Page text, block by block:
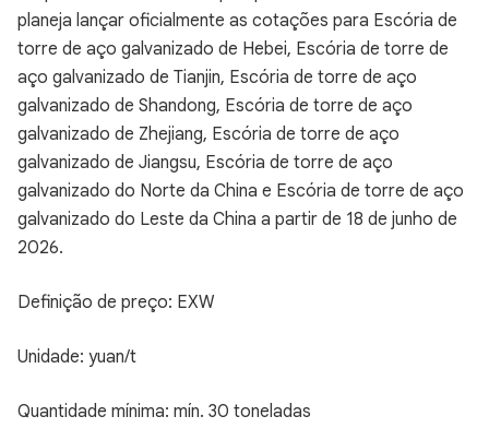
planeja lançar oficialmente as cotações para Escória de
torre de aço galvanizado de Hebei, Escória de torre de
aço galvanizado de Tianjin, Escória de torre de aço
galvanizado de Shandong, Escória de torre de aço
galvanizado de Zhejiang, Escória de torre de aço
galvanizado de Jiangsu, Escória de torre de aço
galvanizado do Norte da China e Escória de torre de aço
galvanizado do Leste da China a partir de 18 de junho de
2026.
Definição de preço: EXW
Unidade: yuan/t
Quantidade mínima: mín. 30 toneladas